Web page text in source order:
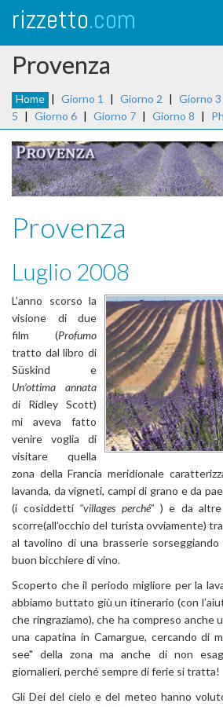
rizzetto.com
Provenza
Home | Giorno 1 | Giorno 2 | Giorno 3
5 | Giorno 6 | Giorno 7 | Giorno 8 |
Provenza
Luglio 2008
L’anno scorso la
visione di due
film (Profumo
tratto dal libro di
Süskind e
Un’ottima annata
di Ridley Scott)
mi aveva fatto
venire voglia di
visitare quella
zona della Francia meridionale
lavanda, da vigneti, campi di grano e da
(i cosiddetti "villages perché") e da altre
scorre(all’occhio del turista ovviamente)
al tavolino di una brasserie
buon bicchiere di vino.
Scoperto che il periodo migliore per la
abbiamo buttato giù un itinerario (con
che ringraziamo), che ha compreso anche
una capatina in Camargue, cercando di
see" della zona ma anche di non
giornalieri, perché sempre di ferie si tratta!
Gli Dei del cielo e del meteo hanno